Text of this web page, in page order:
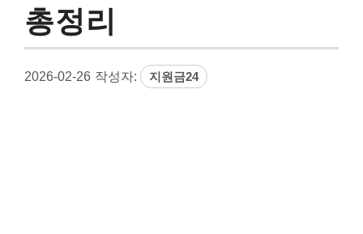
총정리
2026-02-26 작성자: 지원금24